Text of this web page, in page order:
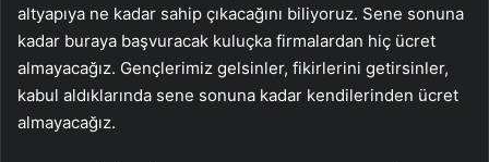
altyapıya ne kadar sahip çıkacağını biliyoruz. Sene sonuna
kadar buraya başvuracak kuluçka firmalardan hiç ücret
almayacağız. Gençlerimiz gelsinler, fikirlerini getirsinler,
kabul aldıklarında sene sonuna kadar kendilerinden ücret
almayacağız.